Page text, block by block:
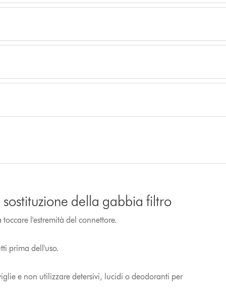
della gabbia filtro
l'estremità del connettore.
prima dell'uso.
e non utilizzare detersivi, lucidi o deodoranti per